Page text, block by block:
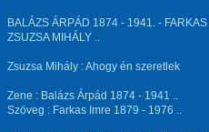
BALÁZS ÁRPÁD 1874 - 1941. -
ZSUZSA MIHÁLY ..
Zsuzsa Mihály : Ahogy én szeretlek
Zene : Balázs Árpád 1874 - 1941 ..
Szöveg : Farkas Imre 1879 - 1976 ..